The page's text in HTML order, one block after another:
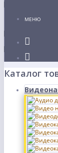
МЕНЮ
Каталог